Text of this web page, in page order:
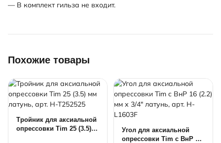
— В комплект гильза не входит.
Похожие товары
Тройник для аксиальной
опрессовки Tim 25 (3.5)
Угол для аксиальной
опрессовки Tim c ВнР 16